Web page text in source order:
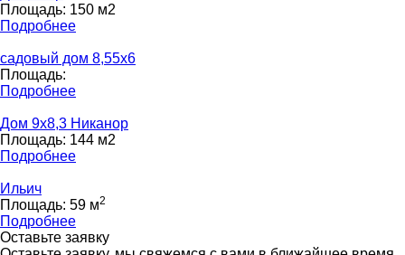
Площадь: 150 м2
Подробнее
садовый дом 8,55x6
Площадь:
Подробнее
Дом 9х8,3 Никанор
Площадь: 144 м2
Подробнее
Ильич
Площадь: 59 м2
Подробнее
Оставьте заявку